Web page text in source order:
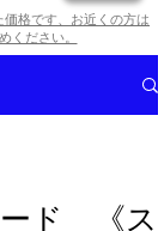
価格です、お近くの方は
ください。​
ード 《ス